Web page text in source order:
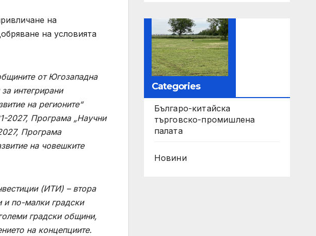
на
на условията
от Югозападна
интегрирани
на регионите“
2027, Програма „Научни
Програма
на човешките
(ИТИ) – втора
и по-малки градски
градски общини,
на концепциите.
Categories
Българо-китайска
търговско-промишлена
палата
Новини